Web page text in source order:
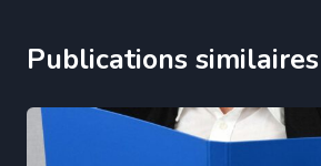
Publications similaires